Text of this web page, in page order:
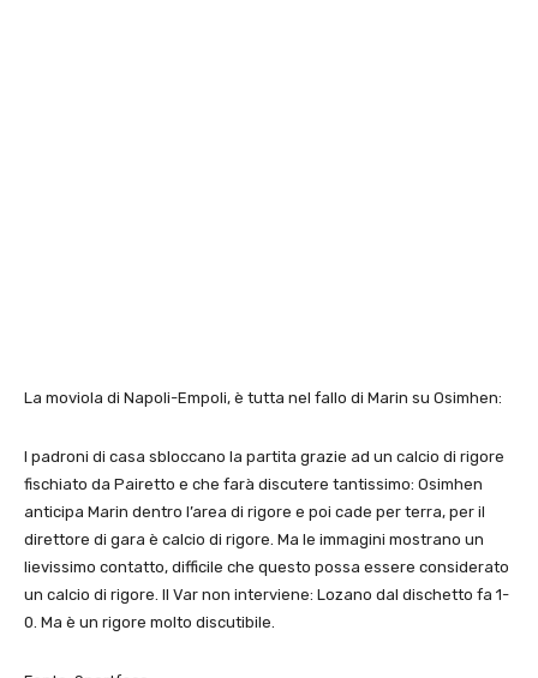
La moviola di Napoli-Empoli, è tutta nel fallo di Marin su Osimhen:
I padroni di casa sbloccano la partita grazie ad un calcio di rigore
fischiato da Pairetto e che farà discutere tantissimo: Osimhen
anticipa Marin dentro l’area di rigore e poi cade per terra, per il
direttore di gara è calcio di rigore. Ma le immagini mostrano un
lievissimo contatto, difficile che questo possa essere considerato
un calcio di rigore. Il Var non interviene: Lozano dal dischetto fa 1-
0. Ma è un rigore molto discutibile.